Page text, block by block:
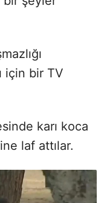
için bir TV
karı koca
laf attılar.